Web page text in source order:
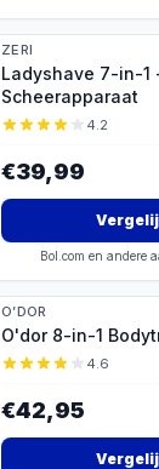
ZERI
Ladyshave 7-in-1
Scheerapparaat
4.2
€39,99
Bol.com en andere
O’DOR
O'dor 8-in-1
4.6
€42,95